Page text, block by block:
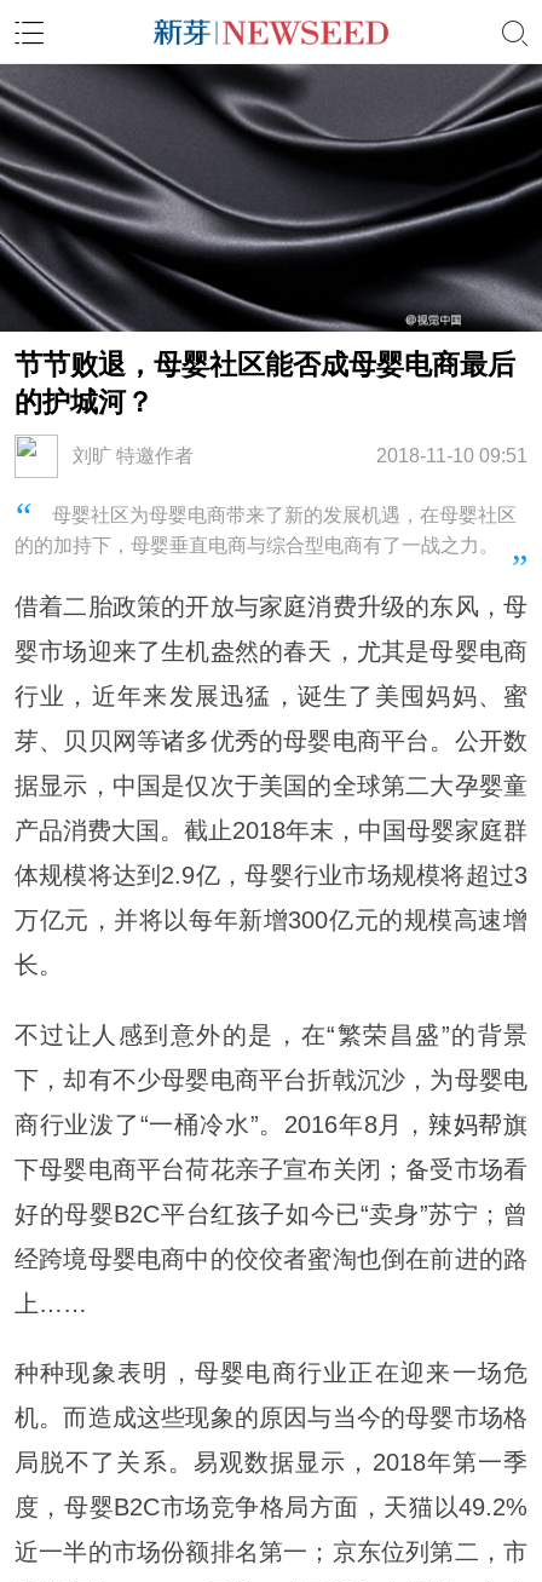
节节败退，母婴社区能否成母婴电商最后
的护城河？
2018-11-10 09:51
刘旷 特邀作者
母婴社区为母婴电商带来了新的发展机遇，在母婴社区
的的加持下，母婴垂直电商与综合型电商有了一战之力。
借着二胎政策的开放与家庭消费升级的东风，母
婴市场迎来了生机盎然的春天，尤其是母婴电商
行业，近年来发展迅猛，诞生了美囤妈妈、蜜
芽、贝贝网等诸多优秀的母婴电商平台。公开数
据显示，中国是仅次于美国的全球第二大孕婴童
产品消费大国。截止2018年末，中国母婴家庭群
体规模将达到2.9亿，母婴行业市场规模将超过3
万亿元，并将以每年新增300亿元的规模高速增
长。
不过让人感到意外的是，在“繁荣昌盛”的背景
下，却有不少母婴电商平台折戟沉沙，为母婴电
商行业泼了“一桶冷水”。2016年8月， 辣妈帮旗
下母婴电商平台荷花亲子宣布关闭；备受市场看
好的母婴B2C平台红孩子如今已“卖身”苏宁；曾
经跨境母婴电商中的佼佼者蜜淘也倒在前进的路
上……
种种现象表明，母婴电商行业正在迎来一场危
机。而造成这些现象的原因与当今的母婴市场格
局脱不了关系。易观数据显示，2018年第一季
度，母婴B2C市场竞争格局方面，天猫以49.2%
近一半的市场份额排名第一；京东位列第二，市